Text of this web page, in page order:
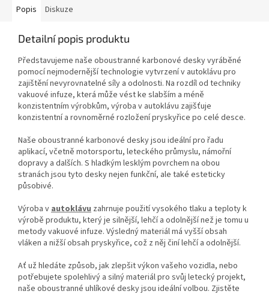
Popis Diskuze
Detailní popis produktu
Představujeme naše oboustranné karbonové desky vyráběné
pomocí nejmodernější technologie vytvrzení v autoklávu pro
zajištění nevyrovnatelné síly a odolnosti. Na rozdíl od techniky
vakuové infuze, která může vést ke slabším a méně
konzistentním výrobkům, výroba v autoklávu zajišťuje
konzistentní a rovnoměrné rozložení pryskyřice po celé desce.
Naše oboustranné karbonové desky jsou ideální pro řadu
aplikací, včetně motorsportu, leteckého průmyslu, námořní
dopravy a dalších. S hladkým lesklým povrchem na obou
stranách jsou tyto desky nejen funkční, ale také esteticky
působivé.
Výroba vautoklávu zahrnuje použití vysokého tlaku a teploty k
výrobě produktu, který je silnější, lehčí a odolnější než je tomu u
metody vakuové infuze. Výsledný materiál má vyšší obsah
vláken a nižší obsah pryskyřice, což z něj činí lehčí a odolnější.
Ať už hledáte způsob, jak zlepšit výkon vašeho vozidla, nebo
potřebujete spolehlivý a silný materiál pro svůj letecký projekt,
naše oboustranné uhlíkové desky jsou ideální volbou. Zjistěte